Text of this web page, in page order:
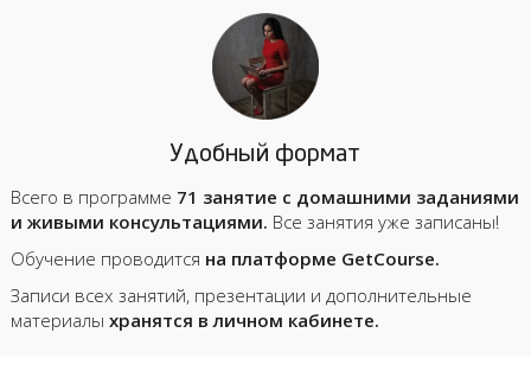
Удобный формат
Всего в программе 71 занятие с домашними заданиями
и живыми консультациями. Все занятия уже записаны!
Обучение проводится на платформе GetCourse.
Записи всех занятий, презентации и дополнительные
материалы хранятся в личном кабинете.